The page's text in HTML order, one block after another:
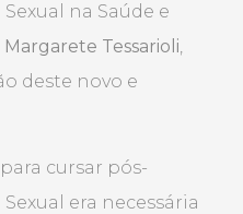
na Saúde e
Margarete Tessarioli,
deste novo e
cursar pós-
era necessária